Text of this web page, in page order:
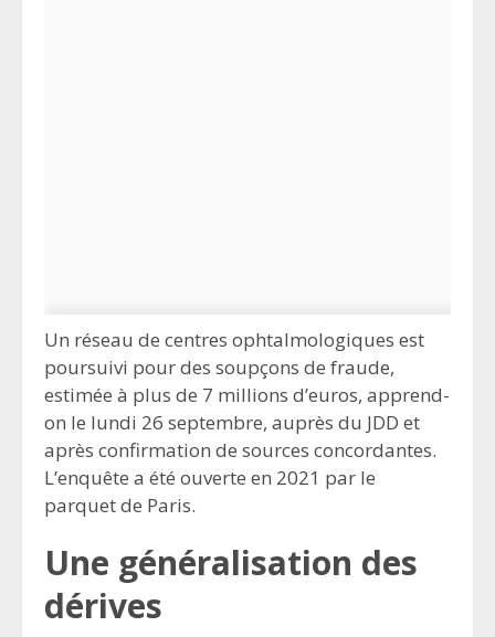
Un réseau de centres ophtalmologiques est
poursuivi pour des soupçons de fraude,
estimée à plus de 7 millions d’euros, apprend-
on le lundi 26 septembre, auprès du JDD et
après confirmation de sources concordantes.
L’enquête a été ouverte en 2021 par le
parquet de Paris.
Une généralisation des
dérives